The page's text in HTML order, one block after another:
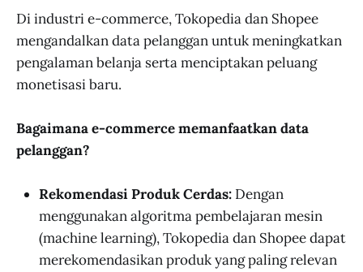
Di industri e-commerce, Tokopedia dan Shopee
mengandalkan data pelanggan untuk meningkatkan
pengalaman belanja serta menciptakan peluang
monetisasi baru.
Bagaimana e-commerce memanfaatkan data
pelanggan?
Rekomendasi Produk Cerdas: Dengan
menggunakan algoritma pembelajaran mesin
(machine learning), Tokopedia dan Shopee dapat
merekomendasikan produk yang paling relevan